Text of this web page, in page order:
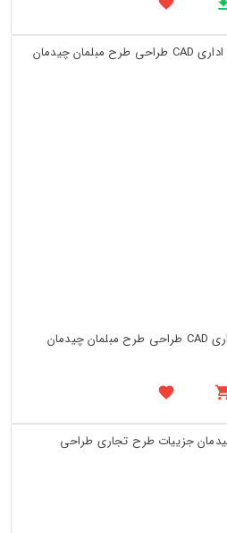
دانلود نقشه اتوکدی ساختمان اداری CAD طراحی طرح مبلمان چیدمان